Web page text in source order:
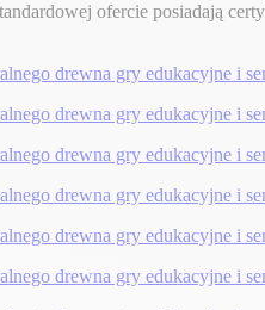
ofercie posiadają